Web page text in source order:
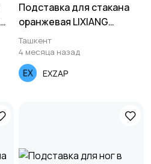
Подставка для стакана
оранжевая LIXIANG
L6/7/8/9 X01SBTGZ
(пластмас)
Ташкент
4 месяца назад
EXZAP